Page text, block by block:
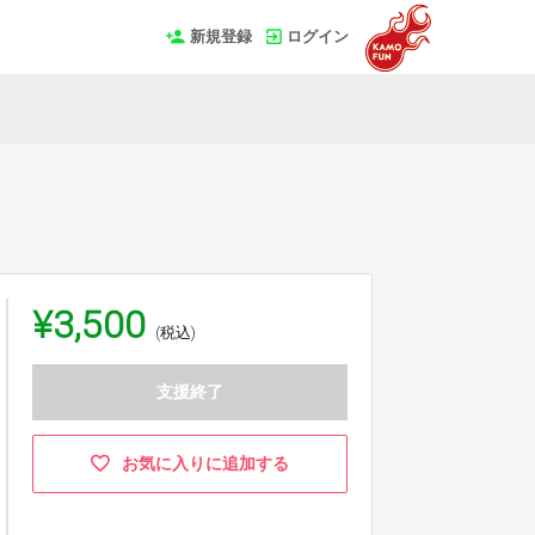
新規登録 ログイン
¥3,500 (税込)
支援終了
お気に入りに追加する